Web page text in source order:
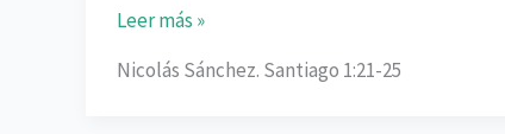
La
de
Leer más »
Nicolás Sánchez. Santiago 1:21-25